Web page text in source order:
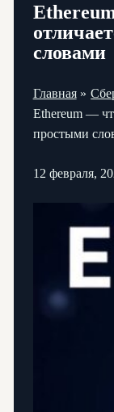
словами
Главная
Ethereum —
простыми
12 февраля,